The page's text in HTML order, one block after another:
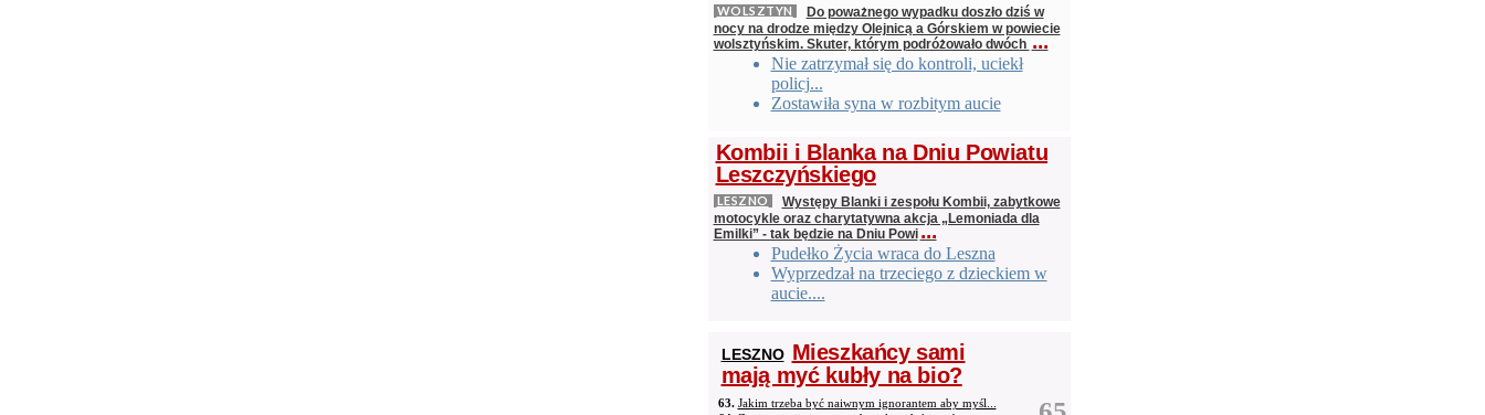
WOLSZTYN
Do poważnego wypadku doszło dziś w
nocy na drodze między Olejnicą a Górskiem w powiecie
wolsztyńskim. Skuter, którym podróżowało dwóch ...
Nie zatrzymał się do kontroli, uciekł
policj...
Zostawiła syna w rozbitym aucie
Kombii i Blanka na Dniu Powiatu
Leszczyńskiego
LESZNO
Występy Blanki i zespołu Kombii, zabytkowe
motocykle oraz charytatywna akcja „Lemoniada dla
Emilki” - tak będzie na Dniu Powi...
Pudełko Życia wraca do Leszna
Wyprzedzał na trzeciego z dzieckiem w
aucie....
LESZNO Mieszkańcy sami
mają myć kubły na bio?
63. Jakim trzeba być naiwnym ignorantem aby myśl...